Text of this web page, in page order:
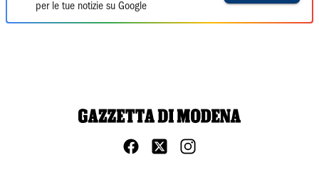
per le tue notizie su Google